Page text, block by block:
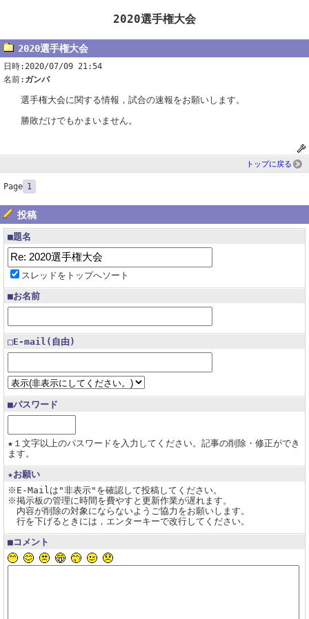
2020選手権大会
2020選手権大会
日時:2020/07/09 21:54
名前: ガンバ
選手権大会に関する情報，試合の速報をお願いします。
勝敗だけでもかまいません。
トップに戻る
Page 1
投稿
■題名
スレッドをトップへソート
■お名前
□E-mail(自由)
■パスワード
★１文字以上のパスワードを入力してください。記事の削除・修正ができ
ます。
★お願い
※E-Mailは"非表示"を確認して投稿してください。
※掲示板の管理に時間を費やすと更新作業が遅れます。
内容が削除の対象にならないようご協力をお願いします。
行を下げるときには，エンターキーで改行してください。
■コメント